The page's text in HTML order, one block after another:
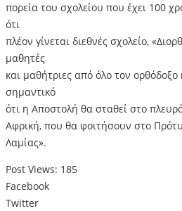
πορεία του σχολείου που έχει 100
ότι
πλέον γίνεται διεθνές σχολείο,
μαθητές
και μαθήτριες από όλο τον ορθόδοξο
σημαντικό
ότι η Αποστολή θα σταθεί στο
Αφρική, που θα φοιτήσουν στο
Λαμίας».
Post Views: 185
Facebook
Twitter